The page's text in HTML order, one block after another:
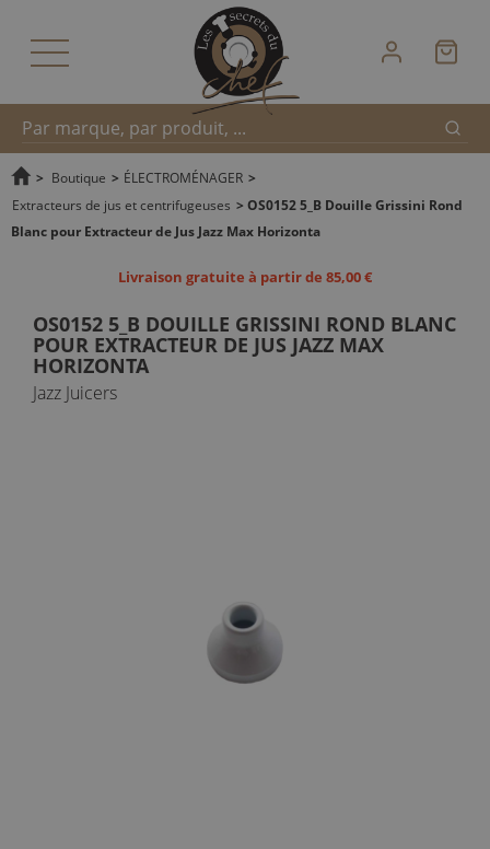
Recherche
rapide
> Boutique > ÉLECTROMÉNAGER >
Extracteurs de jus et centrifugeuses > OS0152 5_B Douille Grissini Rond
Blanc pour Extracteur de Jus Jazz Max Horizonta
Livraison gratuite à partir de 85,00 €
OS0152 5_B DOUILLE GRISSINI ROND BLANC
POUR EXTRACTEUR DE JUS JAZZ MAX
HORIZONTA
Jazz Juicers